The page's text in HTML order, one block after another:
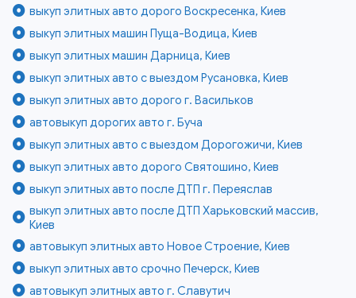
выкуп элитных авто дорого Воскресенка, Киев
выкуп элитных машин Пуща-Водица, Киев
выкуп элитных машин Дарница, Киев
выкуп элитных авто с выездом Русановка, Киев
выкуп элитных авто дорого г. Васильков
автовыкуп дорогих авто г. Буча
выкуп элитных авто с выездом Дорогожичи, Киев
выкуп элитных авто дорого Святошино, Киев
выкуп элитных авто после ДТП г. Переяслав
выкуп элитных авто после ДТП Харьковский массив,
Киев
автовыкуп элитных авто Новое Строение, Киев
выкуп элитных авто срочно Печерск, Киев
автовыкуп элитных авто г. Славутич